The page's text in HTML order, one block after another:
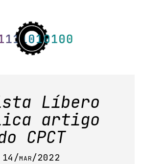
quem somos
em periódicos
anais de eventos
Líbero
artigo
CPCT
14/mar/2022